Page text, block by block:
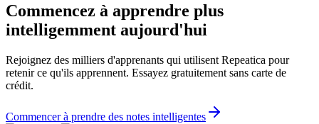
Commencez à apprendre plus
intelligemment aujourd'hui
Rejoignez des milliers d'apprenants qui utilisent Repeatica pour
retenir ce qu'ils apprennent. Essayez gratuitement sans carte de
crédit.
Commencer à prendre des notes intelligentes